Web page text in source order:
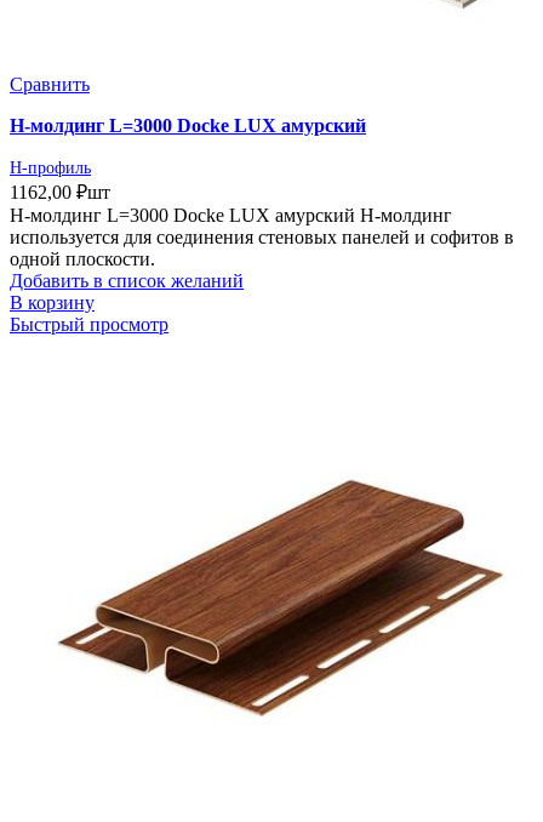
Сравнить
Н-молдинг L=3000 Docke LUX амурский
H-профиль
1162,00 ₽шт
Н-молдинг L=3000 Docke LUX амурский Н-молдинг
используется для соединения стеновых панелей и софитов в
одной плоскости.
Добавить в список желаний
В корзину
Быстрый просмотр